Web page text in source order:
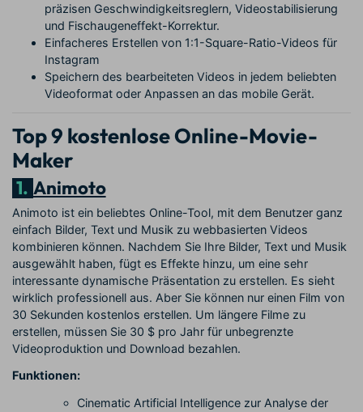
präzisen Geschwindigkeitsreglern, Videostabilisierung
und Fischaugeneffekt-Korrektur.
Einfacheres Erstellen von 1:1-Square-Ratio-Videos für
Instagram
Speichern des bearbeiteten Videos in jedem beliebten
Videoformat oder Anpassen an das mobile Gerät.
Top 9 kostenlose Online-Movie-
Maker
1. Animoto
Animoto ist ein beliebtes Online-Tool, mit dem Benutzer ganz
einfach Bilder, Text und Musik zu webbasierten Videos
kombinieren können. Nachdem Sie Ihre Bilder, Text und Musik
ausgewählt haben, fügt es Effekte hinzu, um eine sehr
interessante dynamische Präsentation zu erstellen. Es sieht
wirklich professionell aus. Aber Sie können nur einen Film von
30 Sekunden kostenlos erstellen. Um längere Filme zu
erstellen, müssen Sie 30 $ pro Jahr für unbegrenzte
Videoproduktion und Download bezahlen.
Funktionen:
Cinematic Artificial Intelligence zur Analyse der